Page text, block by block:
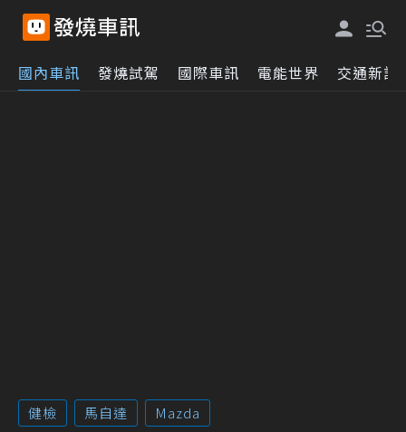
國內車訊 發燒試駕 國際車訊 電能世界 交通新訊
健檢 馬自達 Mazda